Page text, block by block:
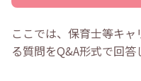
ここでは、保育士等キャ
る質問をQ&A形式で回答